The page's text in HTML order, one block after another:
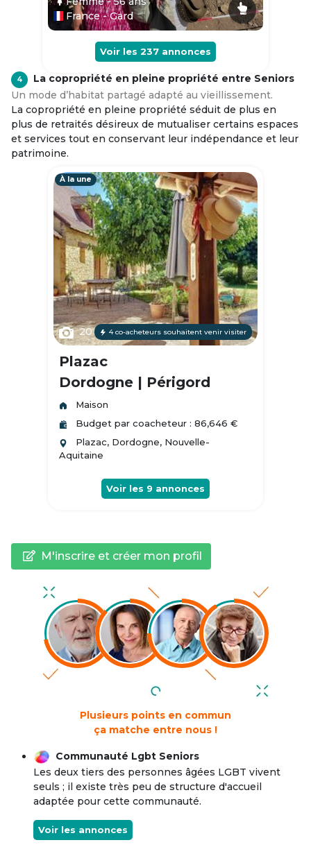
France - Gard
Voir les 237 annonces
4
La copropriété en pleine propriété entre Seniors
Un mode d’habitat partagé adapté au vieillissement.
La copropriété en pleine propriété séduit de plus en
plus de retraités désireux de mutualiser certains espaces
et services tout en conservant leur indépendance et leur
patrimoine.
À la une
20 4 co-acheteurs souhaitent venir visiter
Plazac
Dordogne | Périgord
Maison
Budget par coacheteur : 86,646 €
Plazac, Dordogne, Nouvelle-
Aquitaine
Voir les 9 annonces
M'inscrire et créer mon profil
Plusieurs points en commun
ça matche entre nous !
Communauté Lgbt Seniors
Les deux tiers des personnes âgées LGBT vivent
seuls ; il existe très peu de structure d'accueil
adaptée pour cette communauté.
Voir les annonces